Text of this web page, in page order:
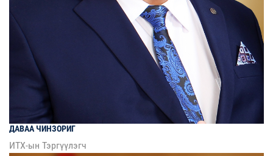
ДАВААЧИНЗОРИГ
ИТХ-ын Тэргүүлэгч